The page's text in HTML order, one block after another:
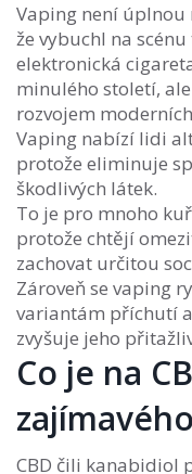
Vaping není úplnou
že vybuchl na
elektronická
minulého století,
rozvojem
Vaping nabízí lidi
protože eliminuje
škodlivých látek.
To je pro mnoho
protože chtějí
zachovat určitou
Zároveň se vaping
variantám příchutí
zvyšuje jeho
Co je na
CBD čili kanabidiol